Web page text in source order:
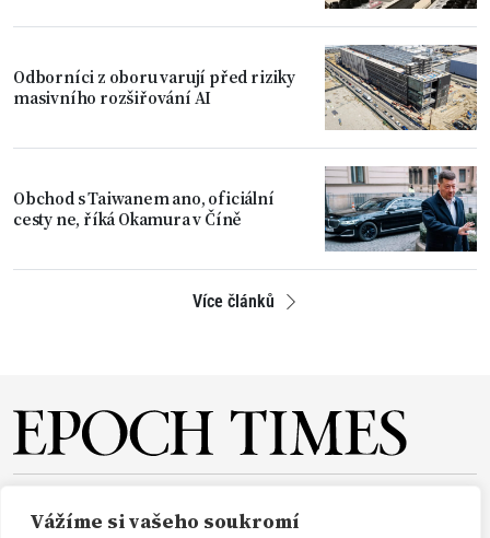
Vážíme si vašeho soukromí
Odborníci z oboru varují před riziky
masivního rozšiřování AI
Obchod s Taiwanem ano, oficiální
cesty ne, říká Okamura v Číně
Více článků